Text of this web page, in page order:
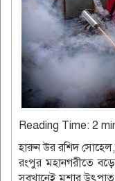
Reading Time: 2
হারুন উর রশিদ
রংপুর মহানগরীতে
সবখানেই মশার উৎপাত